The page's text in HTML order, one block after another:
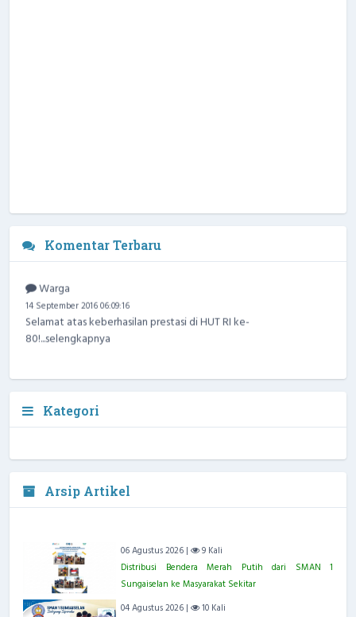
Komentar Terbaru
Warga
14 September 2016 06:09:16
Selamat atas keberhasilan prestasi di HUT RI ke-
80!...selengkapnya
Kategori
Arsip Artikel
06 Agustus 2026 |
9 Kali
Distribusi Bendera Merah Putih dari SMAN 1
Sungaiselan ke Masyarakat Sekitar
04 Agustus 2026 |
10 Kali